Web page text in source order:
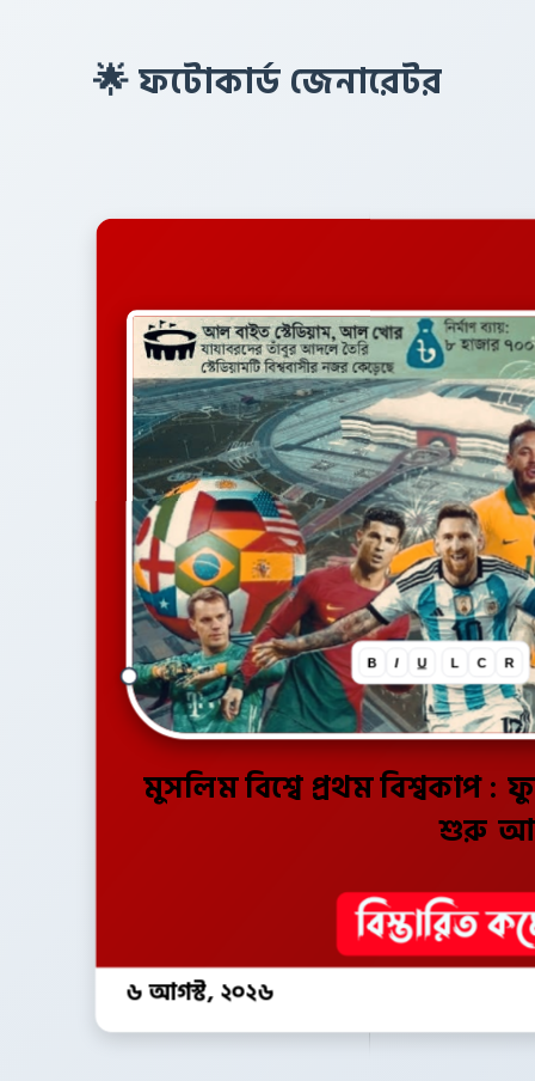
🌟 ফটোকার্ড জেনারেটর
মুসলিম বিশ্বে প্রথম বিশ্বকাপ :
শুরু
৬ আগস্ট, ২০২৬
B I U L C R